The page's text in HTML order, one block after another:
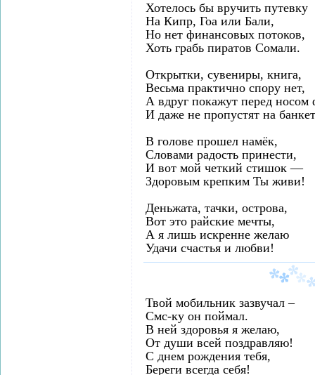
Хотелось бы вручить путевку
На Кипр, Гоа или Бали,
Но нет финансовых потоков,
Хоть грабь пиратов Сомали.
Открытки, сувениры, книга,
Весьма практично спору нет,
А вдруг покажут перед носом
И даже не пропустят на
В голове прошел намёк,
Словами радость принести,
И вот мой четкий стишок —
Здоровым крепким Ты живи!
Деньжата, тачки, острова,
Вот это райские мечты,
А я лишь искренне желаю
Удачи счастья и любви!
Твой мобильник зазвучал –
Смс-ку он поймал.
В ней здоровья я желаю,
От души всей поздравляю!
С днем рождения тебя,
Береги всегда себя!